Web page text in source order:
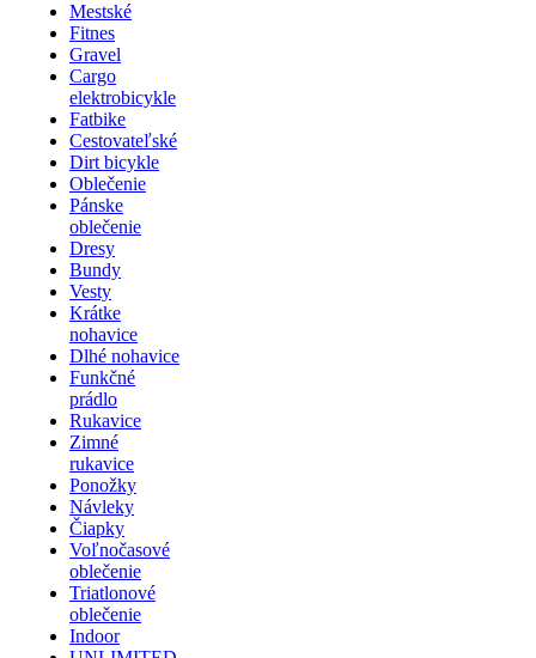
Mestské
Fitnes
Gravel
Cargo
elektrobicykle
Fatbike
Cestovateľské
Dirt bicykle
Oblečenie
Pánske
oblečenie
Dresy
Bundy
Vesty
Krátke
nohavice
Dlhé nohavice
Funkčné
prádlo
Rukavice
Zimné
rukavice
Ponožky
Návleky
Čiapky
Voľnočasové
oblečenie
Triatlonové
oblečenie
Indoor